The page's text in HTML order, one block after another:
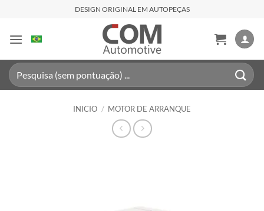
contenido
DESIGN ORIGINAL EM AUTOPEÇAS
Buscar
por:
INICIO / MOTOR DE ARRANQUE